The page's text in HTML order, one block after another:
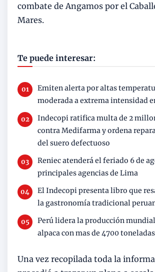
combate de Angamos por el
Mares.
Te puede interesar:
Emiten alerta por altas
moderada a extrema intensidad
Indecopi ratifica multa de 2
contra Medifarma y ordena
del suero defectuoso
Reniec atenderá el feriado 6 de
principales agencias de Lima
El Indecopi presenta libro que
la gastronomía tradicional
Perú lidera la producción
alpaca con mas de 4700
Una vez recopilada toda la